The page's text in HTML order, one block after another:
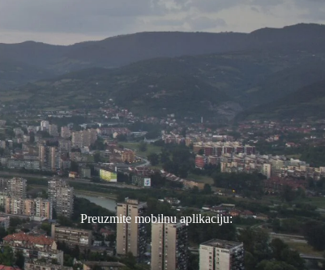
Preuzmite mobilnu aplikaciju: